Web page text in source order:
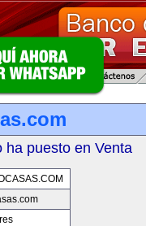
ha puesto en Venta